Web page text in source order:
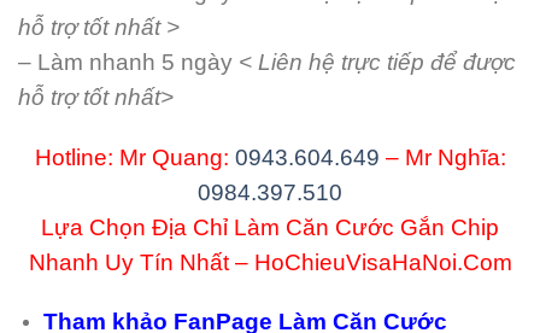
hỗ trợ tốt nhất >
– Làm nhanh 5 ngày < Liên hệ trực tiếp để được
hỗ trợ tốt nhất>
Hotline: Mr Quang: 0943.604.649 – Mr Nghĩa:
0984.397.510
Lựa Chọn Địa Chỉ Làm Căn Cước Gắn Chip
Nhanh Uy Tín Nhất – HoChieuVisaHaNoi.Com
Tham khảo FanPage Làm Căn Cước